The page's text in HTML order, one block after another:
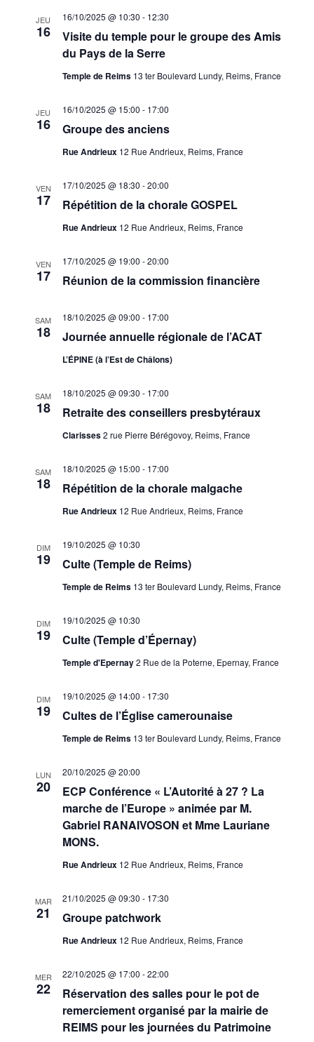
JEU
16
Visite du temple pour le groupe des Amis
du Pays de la Serre
16/10/2025 @ 10:30 - 12:30
Temple de Reims 13 ter Boulevard Lundy, Reims, France
JEU
16 Groupe des anciens
16/10/2025 @ 15:00 - 17:00
Rue Andrieux 12 Rue Andrieux, Reims, France
VEN
17 Répétition de la chorale GOSPEL
17/10/2025 @ 18:30 -20:00
Rue Andrieux 12 Rue Andrieux, Reims, France
VEN
17 Réunion de la commission financière
17/10/2025 @ 19:00 -20:00
SAM
18 Journée annuelle régionale de l’ACAT
18/10/2025 @ 09:00 - 17:00
L’ÉPINE (à l’Est de Châlons)
SAM
18 Retraite des conseillers presbytéraux
18/10/2025 @ 09:30 - 17:00
Clarisses2 rue Pierre Bérégovoy, Reims, France
SAM
18 Répétition de la chorale malgache
18/10/2025 @ 15:00 - 17:00
Rue Andrieux 12 Rue Andrieux, Reims, France
DIM
19 Culte (Temple de Reims)
19/10/2025 @ 10:30
Temple de Reims 13 ter Boulevard Lundy, Reims, France
DIM
19 Culte (Temple d’Épernay)
19/10/2025 @ 10:30
Temple d'Epernay2 Rue de la Poterne, Epernay, France
DIM
19 Cultes de l’Église camerounaise
19/10/2025 @ 14:00 - 17:30
Temple de Reims 13 ter Boulevard Lundy, Reims, France
LUN
20
ECP Conférence « L’Autorité à 27 ? La
marche de l’Europe » animée par M.
Gabriel RANAIVOSON et Mme Lauriane
MONS.
20/10/2025 @ 20:00
Rue Andrieux 12 Rue Andrieux, Reims, France
MAR
21 Groupe patchwork
21/10/2025 @ 09:30 - 17:30
Rue Andrieux 12 Rue Andrieux, Reims, France
MER
22
Réservation des salles pour le pot de
remerciement organisé par la mairie de
REIMS pour les journées du Patrimoine
22/10/2025 @ 17:00 -22:00